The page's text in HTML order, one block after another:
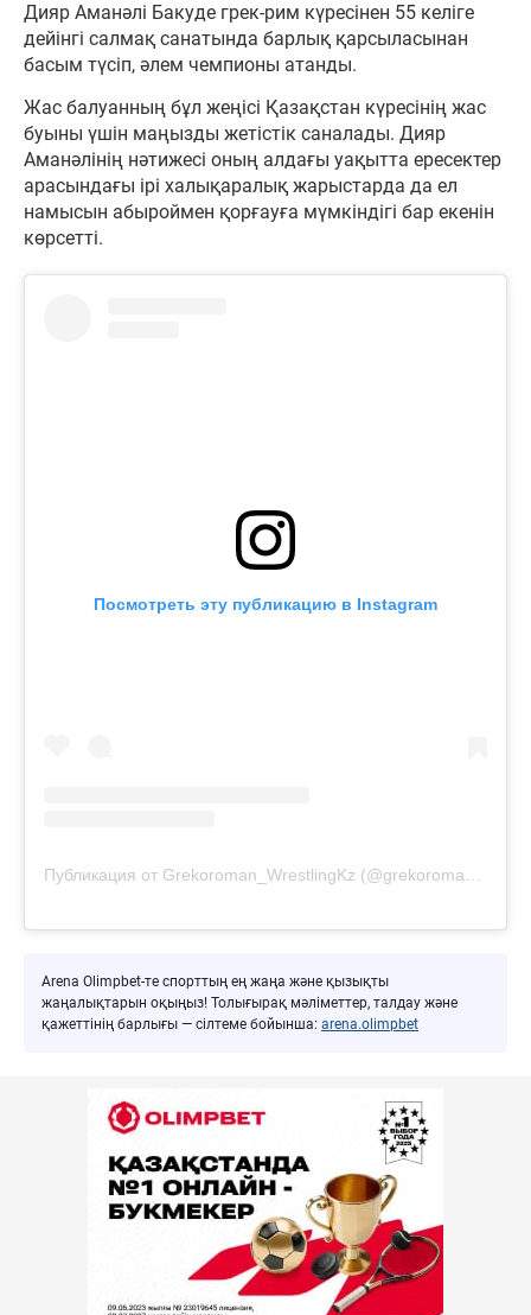
Дияр Аманәлі Бакуде грек-рим күресінен 55 келіге
дейінгі салмақ санатында барлық қарсыласынан
басым түсіп, әлем чемпионы атанды.
Жас балуанның бұл жеңісі Қазақстан күресінің жас
буыны үшін маңызды жетістік саналады. Дияр
Аманәлінің нәтижесі оның алдағы уақытта ересектер
арасындағы ірі халықаралық жарыстарда да ел
намысын абыроймен қорғауға мүмкіндігі бар екенін
көрсетті.
Посмотреть эту публикацию в Instagram
Публикация от Grekoroman_WrestlingKz (@grekoroman_wrestlingkz)
Arena Olimpbet-те спорттың ең жаңа және қызықты
жаңалықтарын оқыңыз! Толығырақ мәліметтер, талдау және
қажеттінің барлығы — сілтеме бойынша: arena.olimpbet